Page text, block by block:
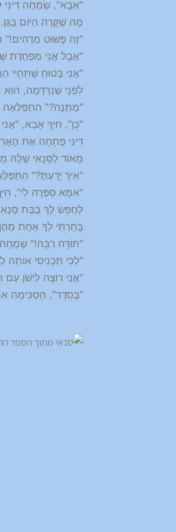
"אַבָּא", שָׂמְחָה
מָה שֶׁקָּרָה הַיּוֹם
"זֶה פָּשׁוּט
"אֲבָל אֲנִי מְפַחֶדֶת
"אֲנִי בָּטוּחַ שֶׁתִּהְיִי
לִפְנֵי שֶׁנִּרְדְּמָה, הוּא
"מַתָּנָה?" הִתְפַּלְּאָה
"כֵּן", חִיֵּךְ אַבָּא,
דִּינִי פָּתְחָה אֶת
מְאוֹד לַסְּנָאִי שֶׁלָּהּ
"אֵיךְ יָדַעְתָּ?"
"אִמָּא סִפְּרָה לִי",
לְחַפֵּשׂ לְךָ בֻּבַּת
בָּחַרְתִּי לְךָ אַחַת
"תּוֹדָה רַבָּה!" שַׂמְחָה
"לְכִי תַּכְנִיסִי
"אֲנִי רוֹצָה לִישֹׁן
"בְּסֵדֶר", הִסְכִּימָה